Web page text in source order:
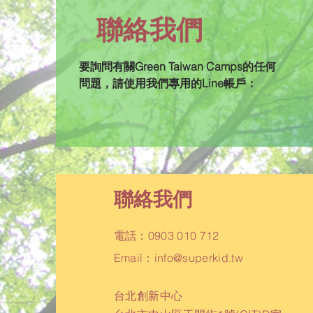
聯絡我們
要詢問有關Green Taiwan Camps的任何
問題，請使用我們專用的Line帳戶：
聯絡我們
電話：0903 010 712
Email： info@superkid.tw
台北創新中心